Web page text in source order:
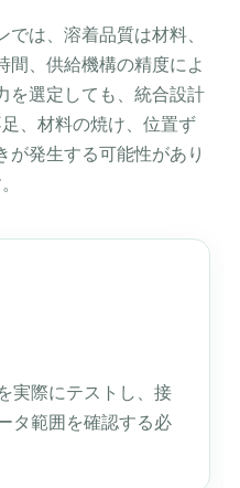
は、溶着品質は材料、
間、供給機構の精度によ
を選定しても、統合設計
、材料の焼け、位置ず
が発生する可能性があり
実際にテストし、接
タ範囲を確認する必